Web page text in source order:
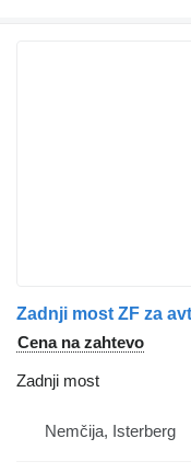
Zadnji most ZF za
Cena na zahtevo
Zadnji most
Nemčija, Isterberg